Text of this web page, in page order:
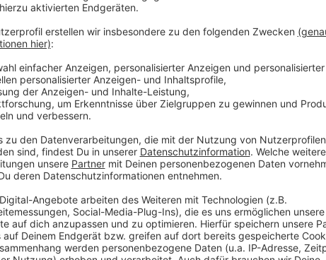
Fortuna-Spieler Matthias Zimmermann
Ein Sieg für die Fans
Anzeige
Emmanuel Iyoha schoss sein erstes Tor für die
von Zimmermann. Am kommenden Sonntag (15.
bei St. Pauli zu Gast.
Anzeige
Weitere Infos und Links zum Thema: